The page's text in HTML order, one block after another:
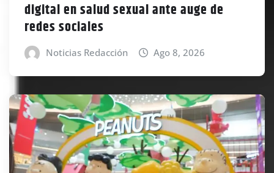
digital en salud sexual ante auge de
redes sociales
Noticias Redacción Ago 8, 2026